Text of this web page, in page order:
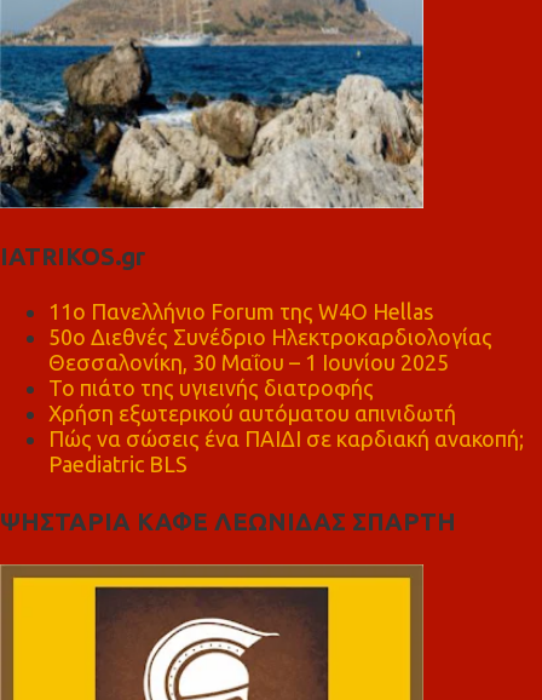
IATRIKOS.gr
11ο Πανελλήνιο Forum της W4O Hellas
50ο Διεθνές Συνέδριο Ηλεκτροκαρδιολογίας
Θεσσαλονίκη, 30 Μαΐου – 1 Ιουνίου 2025
Το πιάτο της υγιεινής διατροφής
Χρήση εξωτερικού αυτόματου απινιδωτή
Πώς να σώσεις ένα ΠΑΙΔΙ σε καρδιακή ανακοπή;
Paediatric BLS
ΨΗΣΤΑΡΙΑ ΚΑΦΕ ΛΕΩΝΙΔΑΣ ΣΠΑΡΤΗ